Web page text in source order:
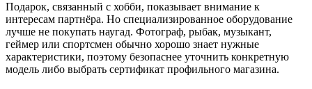
Подарок, связанный с хобби, показывает внимание к
интересам партнёра. Но специализированное оборудование
лучше не покупать наугад. Фотограф, рыбак, музыкант,
геймер или спортсмен обычно хорошо знает нужные
характеристики, поэтому безопаснее уточнить конкретную
модель либо выбрать сертификат профильного магазина.